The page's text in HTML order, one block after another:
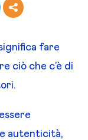
fare
ciò che c’è di
autenticità,